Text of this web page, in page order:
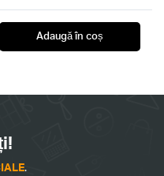
Adaugă în coș
.